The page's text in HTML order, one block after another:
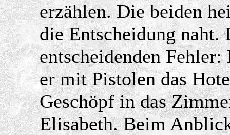
erzählen. Die beiden
die Entscheidung naht.
entscheidenden
er mit Pistolen das
Geschöpf in das
Elisabeth. Beim